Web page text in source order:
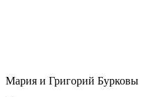
Мария и Григорий Бурковы